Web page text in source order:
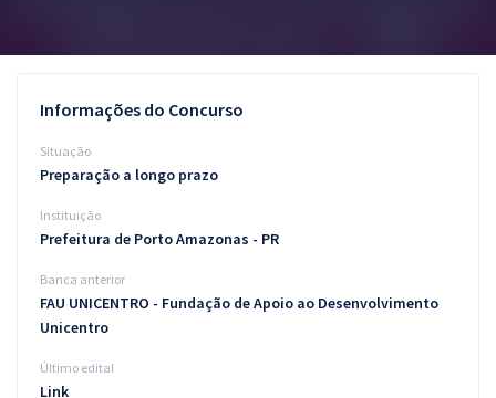
Conteúdo gratuito
Blog
Atendimento
Informações do Concurso
Situação
Preparação a longo prazo
Instituição
Prefeitura de Porto Amazonas - PR
Banca anterior
FAU UNICENTRO - Fundação de Apoio ao Desenvolvimento
Unicentro
Último edital
Link